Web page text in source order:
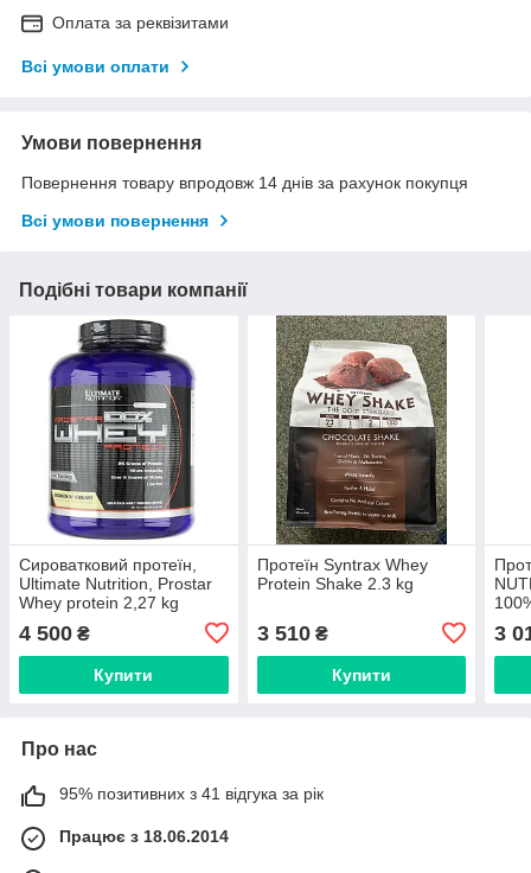
Оплата за реквізитами
Всі умови оплати
Умови повернення
Повернення товару впродовж 14 днів за рахунок покупця
Всі умови повернення
Подібні товари компанії
Сироватковий протеїн,
Ultimate Nutrition, Prostar
Whey protein 2,27 kg
4 500 ₴
Купити
Протеїн Syntrax Whey
Protein Shake 2.3 kg
3 510₴
Купити
3
Про нас
95% позитивних з 41 відгука за рік
Працює з 18.06.2014